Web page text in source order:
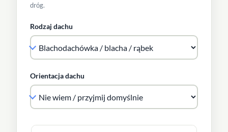
dróg.
Rodzaj dachu
Orientacja dachu